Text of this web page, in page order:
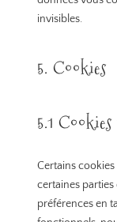
invisibles.
5. Cookies
5.1
Certains
certaines
préférences en